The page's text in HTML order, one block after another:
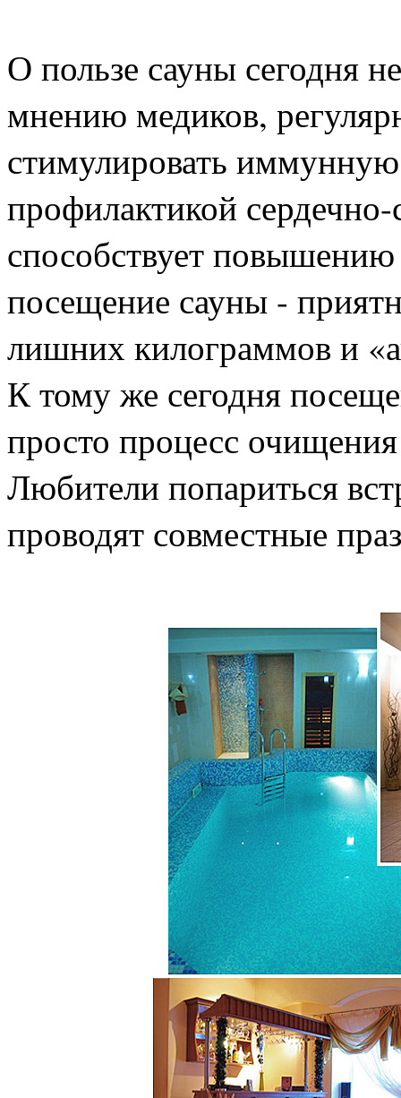
О пользе сауны сегодня
мнению медиков,
стимулировать
профилактикой
способствует
посещение сауны -
лишних килограммов и
К тому же сегодня
просто процесс
Любители попариться
проводят совместные